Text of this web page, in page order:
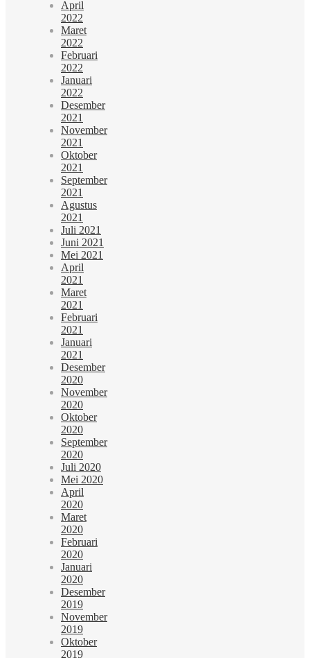
April
2022
Maret
2022
Februari
2022
Januari
2022
Desember
2021
November
2021
Oktober
2021
September
2021
Agustus
2021
Juli 2021
Juni 2021
Mei 2021
April
2021
Maret
2021
Februari
2021
Januari
2021
Desember
2020
November
2020
Oktober
2020
September
2020
Juli 2020
Mei 2020
April
2020
Maret
2020
Februari
2020
Januari
2020
Desember
2019
November
2019
Oktober
2019